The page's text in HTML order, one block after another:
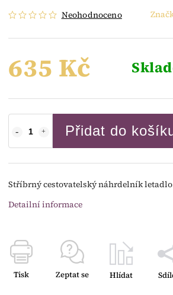
Neohodnoceno
635 Kč
Přidat do
Stříbrný cestovatelský náhrdelník
Detailní informace
Tisk Zeptat se Hlídat